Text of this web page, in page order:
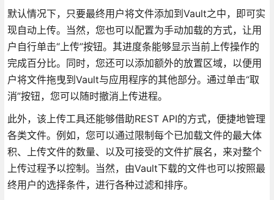
默认情况下，只要最终用户将文件添加到Vault之中，即可实
现自动上传。当然，您也可以配置为手动加载的方式，让用
户自行单击“上传”按钮。其进度条能够显示当前上传操作的
完成百分比。同时，您还可以添加额外的放置区域，以便用
户将文件拖曳到Vault与应用程序的其他部分。通过单击“取
消”按钮，您可以随时撤消上传进程。
此外，该上传工具还能够借助REST API的方式，便捷地管理
各类文件。例如，您可以通过限制每个已加载文件的最大体
积、上传文件的数量、以及可接受的文件扩展名，来对整个
上传过程予以控制。当然，由Vault下载的文件也可以按照最
终用户的选择条件，进行各种过滤和排序。